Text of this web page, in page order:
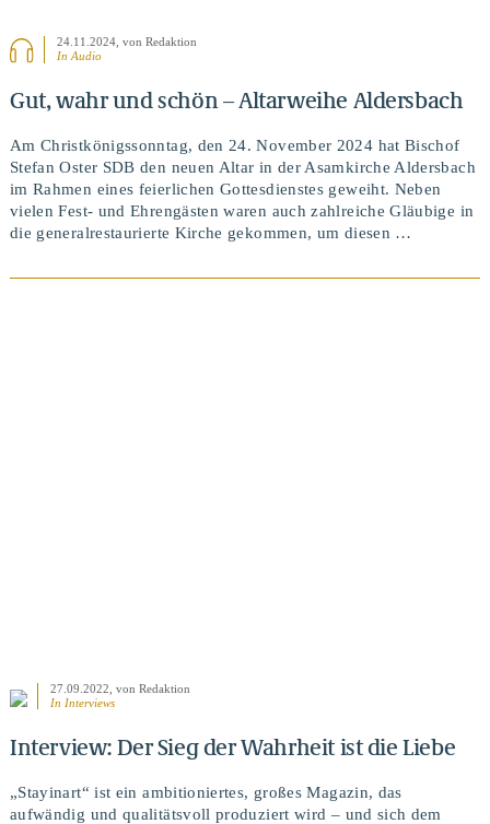
24.11.2024 , von Redaktion
In Audio
Gut, wahr und schön – Altarweihe Aldersbach
Am Christkönigssonntag, den 24. November 2024 hat Bischof
Stefan Oster SDB den neuen Altar in der Asamkirche Aldersbach
im Rahmen eines feierlichen Gottesdienstes geweiht. Neben
vielen Fest- und Ehrengästen waren auch zahlreiche Gläubige in
die generalrestaurierte Kirche gekommen, um diesen …
27.09.2022 , von Redaktion
In Interviews
Interview: Der Sieg der Wahrheit ist die Liebe
„Stayinart“ ist ein ambitioniertes, großes Magazin, das
aufwändig und qualitätsvoll produziert wird – und sich dem